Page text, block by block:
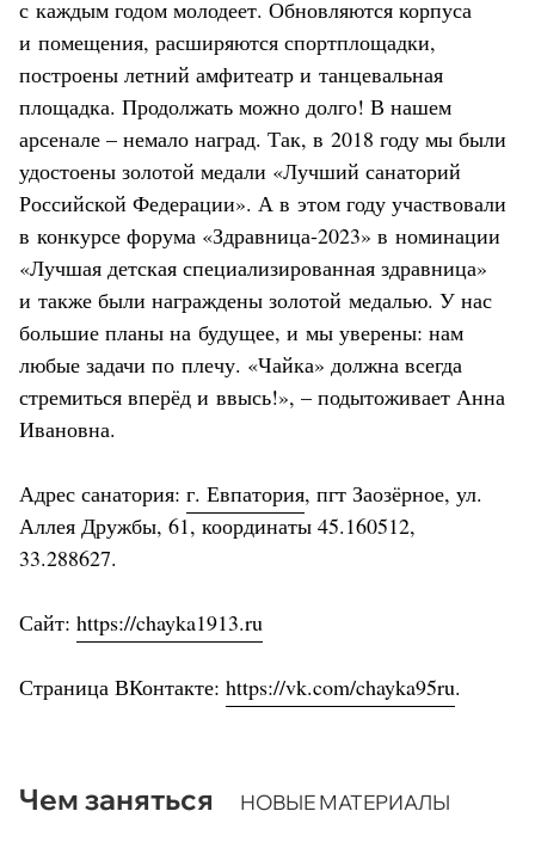
с каждым годом молодеет. Обновляются корпуса
и помещения, расширяются спортплощадки,
построены летний амфитеатр и танцевальная
площадка. Продолжать можно долго! В нашем
арсенале – немало наград. Так, в 2018 году мы были
удостоены золотой медали «Лучший санаторий
Российской Федерации». А в этом году участвовали
в конкурсе форума «Здравница-2023» в номинации
«Лучшая детская специализированная здравница»
и также были награждены золотой медалью. У нас
большие планы на будущее, и мы уверены: нам
любые задачи по плечу. «Чайка» должна всегда
стремиться вперёд и ввысь!», – подытоживает Анна
Ивановна.
Адрес санатория: г. Евпатория, пгт Заозёрное, ул.
Аллея Дружбы, 61, координаты 45.160512,
33.288627.
Сайт: https://chayka1913.ru
Страница ВКонтакте: https://vk.com/chayka95ru.
Чем заняться НОВЫЕ МАТЕРИАЛЫ